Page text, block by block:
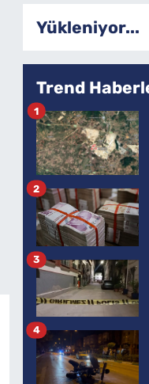
Yükleniyor...
Trend
1
2
3
4